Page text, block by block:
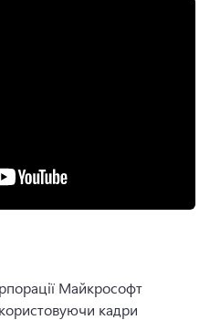
Майкрософт
кадри